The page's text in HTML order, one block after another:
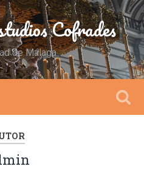
Cofrades
de Málaga